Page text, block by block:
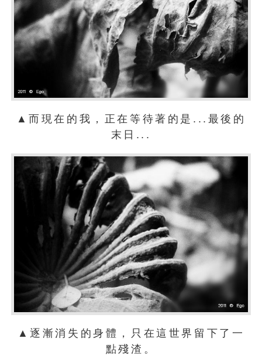
▲而現在的我，正在等待著的是...最後的
末日...
▲逐漸消失的身體，只在這世界留下了一
點殘渣。